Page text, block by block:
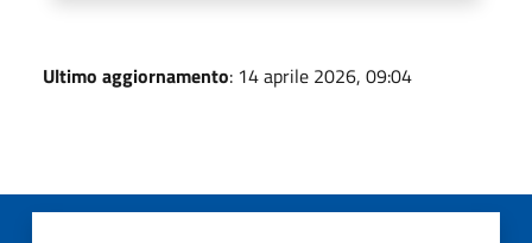
Ultimo aggiornamento: 14 aprile 2026, 09:04